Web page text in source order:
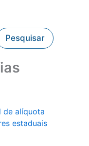
Pesquisar
de alíquota
estaduais